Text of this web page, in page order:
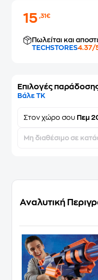
15,31€
Πωλείται και
TECHSTORES4.37/
Επιλογές
Βάλε ΤΚ
Στον χώρο σου Πεμ
Μη διαθέσιμο σε
Αναλυτική